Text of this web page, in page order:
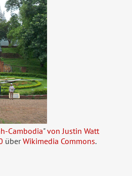
Cambodia"von Justin Watt
überWikimedia Commons.